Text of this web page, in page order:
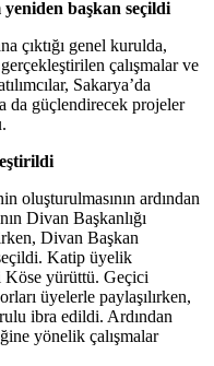
başkan seçildi
çıktığı genel kurulda,
çalışmalar ve
Sakarya’da
da güçlendirecek projeler
oluşturulmasının ardından
Divan Başkanlığı
Divan Başkan
Katip üyelik
Köse yürüttü. Geçici
üyelerle paylaşılırken,
ibra edildi. Ardından
yönelik çalışmalar